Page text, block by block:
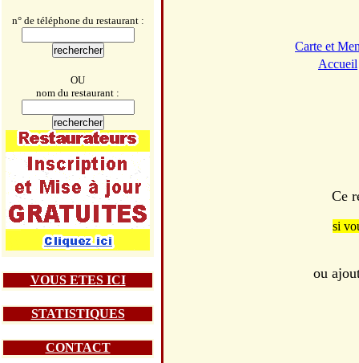
n° de téléphone du restaurant :
OU
nom du restaurant :
VOUS ETES ICI
STATISTIQUES
CONTACT
Carte et
Accueil
Ce
si
ou